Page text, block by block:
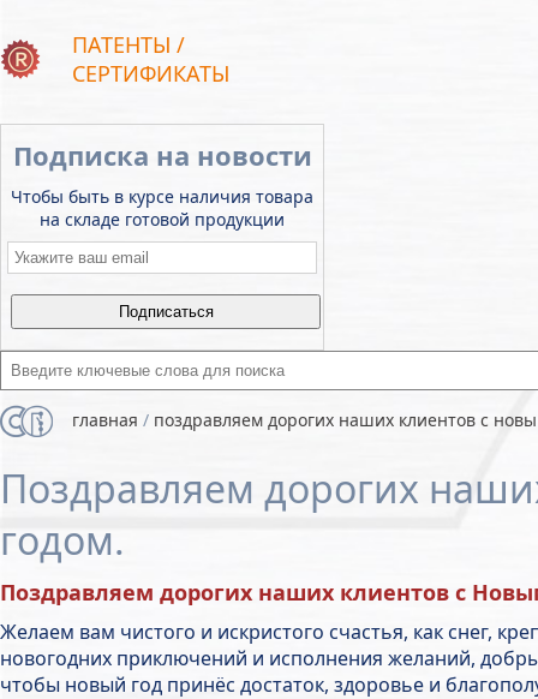
ПАТЕНТЫ /
СЕРТИФИКАТЫ
Подписка на новости
Чтобы быть в курсе наличия товара
на складе готовой продукции
Email*
Введите ключевые слова для поиска
главная / поздравляем дорогих наших клиентов с
Поздравляем дорогих
годом.
Поздравляем дорогих наших клиентов с
Желаем вам чистого и искристого счастья, как снег,
новогодних приключений и исполнения желаний,
чтобы новый год принёс достаток, здоровье и